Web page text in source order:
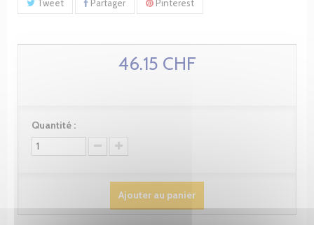
Tweet Partager Pinterest
46.15 CHF
Quantité :
Ajouter au panier